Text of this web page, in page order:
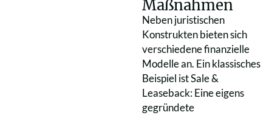
Maßnahmen
Neben juristischen
Konstrukten bieten sich
verschiedene finanzielle
Modelle an. Ein klassisches
Beispiel ist Sale &
Leaseback: Eine eigens
gegründete